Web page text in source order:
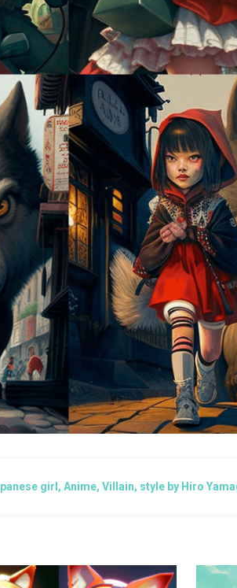
girl, Anime, Villain, style by Hiro